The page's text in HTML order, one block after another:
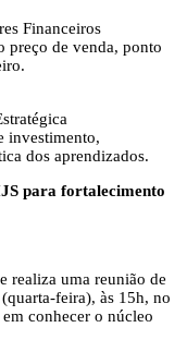
Financeiros
preço de venda, ponto
investimento,
dos aprendizados.
para fortalecimento
realiza uma reunião de
feira), às 15h, no
conhecer o núcleo